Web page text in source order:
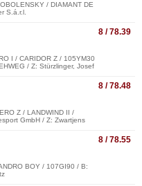
/ DIAMANT DE
S.á.r.l.
8 / 78.39
I / CARIDOR Z / 105YM30
/ Z: Stürzlinger, Josef
8 / 78.48
Z / LANDWIND II /
GmbH / Z: Zwartjens
8 / 78.55
BOY / 107GI90 / B: